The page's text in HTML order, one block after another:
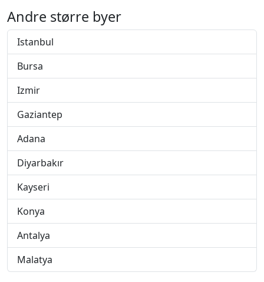
Andre større byer
Istanbul
Bursa
Izmir
Gaziantep
Adana
Diyarbakır
Kayseri
Konya
Antalya
Malatya